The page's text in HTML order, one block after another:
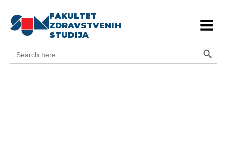
FAKULTET
ZDRAVSTVENIH
STUDIJA
for: